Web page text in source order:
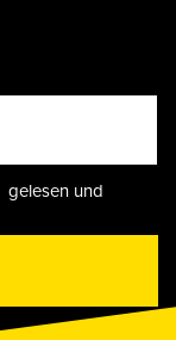
gelesen und